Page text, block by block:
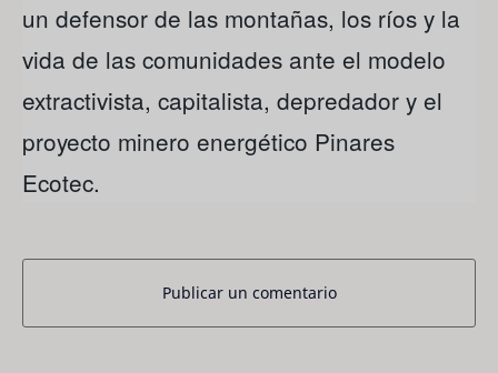
un defensor de las montañas, los ríos y la
vida de las comunidades ante el modelo
extractivista, capitalista, depredador y el
proyecto minero energético Pinares
Ecotec.
Publicar un comentario